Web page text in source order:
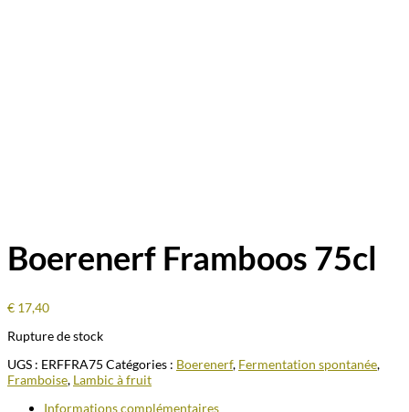
Boerenerf Framboos 75cl
€ 17,40
Rupture de stock
UGS : ERFFRA75 Catégories : Boerenerf, Fermentation spontanée,
Framboise, Lambic à fruit
Informations complémentaires